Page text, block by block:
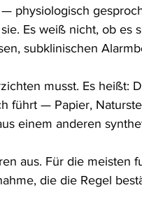
— physiologisch
Es weiß nicht, ob es
subklinischen
musst. Es heißt:
führt — Papier,
einem anderen
aus. Für die meisten
die die Regel